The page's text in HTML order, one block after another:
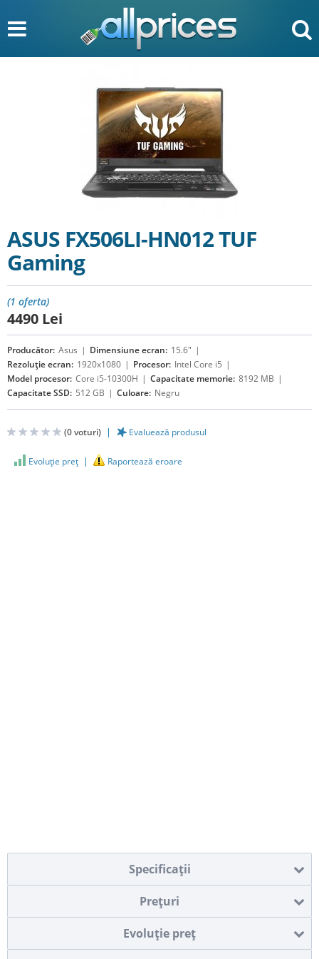
ASUS FX506LI-HN012 TUF
Gaming
(1 oferta)
4490 Lei
Producător: Asus Dimensiune ecran: 15.6"
Rezoluție ecran: 1920x1080 Procesor: Intel Core i5
Model procesor: Core i5-10300H Capacitate memorie: 8192 MB
Capacitate SSD: 512 GB Culoare: Negru
(0voturi) Evaluează produsul
Evoluţie preţ Raportează eroare
Specificaţii
Preţuri
Evoluţie preţ